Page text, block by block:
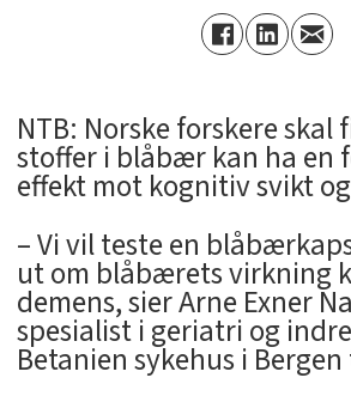
NTB: Norske forskere skal
stoffer i blåbær kan ha en
effekt mot kognitiv svikt
– Vi vil teste en
ut om blåbærets virkning
demens, sier Arne Exner
spesialist i geriatri og
Betanien sykehus i